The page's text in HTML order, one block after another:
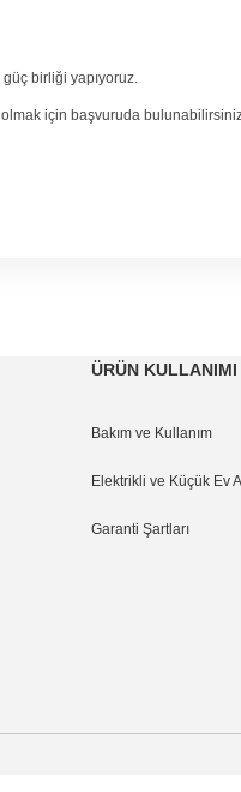
birliği yapıyoruz.
olmak için başvuruda
ÜRÜN KULLANIMI
Bakım ve Kullanım
Elektrikli ve Küçük Ev
Garanti Şartları